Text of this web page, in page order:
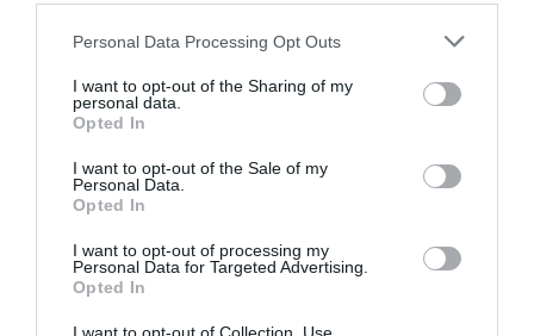
Personal Data Processing Opt Outs
I want to opt-out of the Sharing of my
personal data.
Opted In
I want to opt-out of the Sale of my
Personal Data.
Opted In
I want to opt-out of processing my
Personal Data for Targeted Advertising.
Opted In